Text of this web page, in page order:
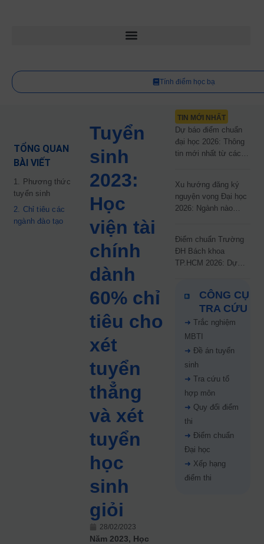
Tính điểm học bạ
TỔNG QUAN
BÀI VIẾT
1. Phương thức
tuyển sinh
2. Chỉ tiêu các
ngành đào tạo
Tuyển
sinh
2023:
Học
viện tài
chính
dành
60% chỉ
tiêu cho
xét
tuyển
thẳng
và xét
tuyển
học
sinh
giỏi
28/02/2023
Năm 2023, Học
TIN MỚI NHẤT
Dự báo điểm chuẩn
đại học 2026: Thông
tin mới nhất từ các
Xu hướng đăng ký
nguyện vọng Đại học
2026: Ngành nào
Điểm chuẩn Trường
ĐH Bách khoa
TP.HCM 2026: Dự
67%
CÔNG CỤ
TRA CỨU
➜ Trắc nghiệm
MBTI
➜ Đề án tuyển
sinh
➜ Tra cứu tổ
hợp môn
➜ Quy đổi điểm
thi
➜ Điểm chuẩn
Đại học
➜ Xếp hạng
điểm thi